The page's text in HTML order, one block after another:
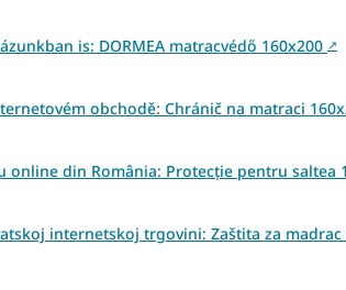
is: DORMEA matracvédő 160x200 ↗
obchodě: Chránič na matraci
din România: Protecție pentru saltea
internetskoj trgovini: Zaštita za madrac